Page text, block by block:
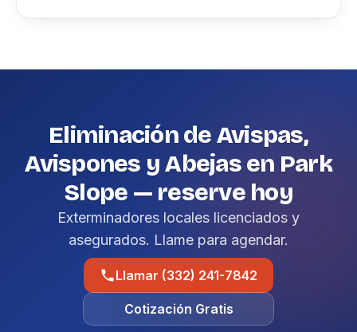
Eliminación de Avispas,
Avispones y Abejas en Park
Slope — reserve hoy
Exterminadores locales licenciados y
asegurados. Llame para agendar.
Llamar (332) 241-7842
Cotización Gratis